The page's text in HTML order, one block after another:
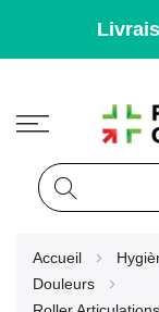
Accueil
Douleurs